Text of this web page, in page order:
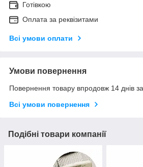
Готівкою
Оплата за реквізитами
Всі умови оплати
Умови повернення
Повернення товару впродовж 14 днів
Всі умови повернення
Подібні товари компанії